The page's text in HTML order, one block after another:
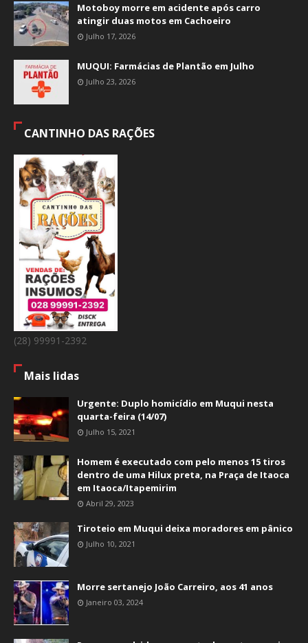
Motoboy morre em acidente após carro
atingir duas motos em Cachoeiro
Julho 17, 2026
MUQUI: Farmácias de Plantão em Julho
Julho 23, 2026
CANTINHO DAS RAÇÕES
(28) 99991-2392
Mais lidas
Urgente: Duplo homicídio em Muqui nesta
quarta-feira (14/07)
Julho 15, 2021
Homem é executado com pelo menos 15 tiros
dentro de uma Hilux preta, na Praça de Itaoca
em Itaoca/Itapemirim
Abril 29, 2023
Tiroteio em Muqui deixa moradores em pânico
Julho 10, 2021
Morre sertanejo João Carreiro, aos 41 anos
Janeiro 03, 2024